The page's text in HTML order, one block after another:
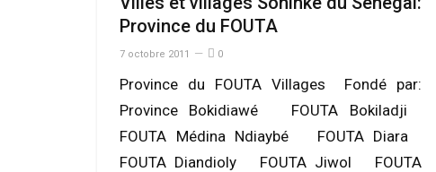
Province du FOUTA
7 octobre 2011 0
Province du FOUTA Villages Fondé par:
Province Bokidiawé FOUTA Bokiladji
FOUTA Médina Ndiaybé FOUTA Diara
FOUTA Diandioly FOUTA Jiwol FOUTA